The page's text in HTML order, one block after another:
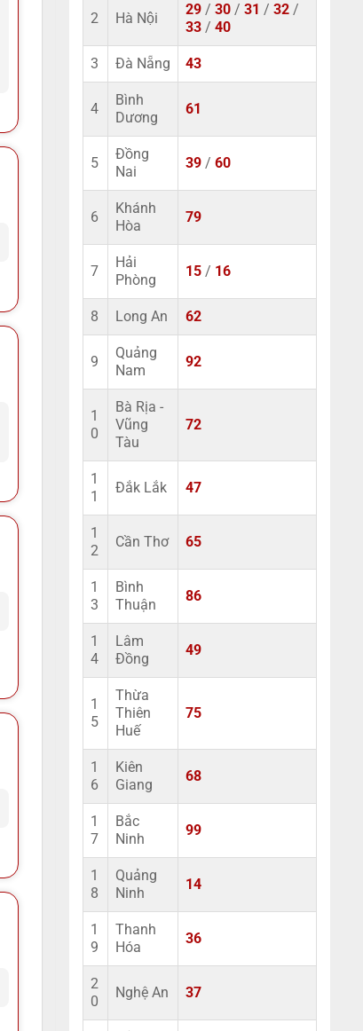
2 Hà Nội
29 / 30 / 31 / 32 /
33 / 40
3 Đà Nẵng 43
4
Bình
Dương
61
5
Đồng
Nai
39 / 60
6
Khánh
Hòa
79
7
Hải
Phòng
15 / 16
8 Long An 62
9
Quảng
Nam
92
1
0
Bà Rịa -
Vũng
Tàu
72
1
1
Đắk Lắk 47
1
2
Cần Thơ 65
1
3
Bình
Thuận
86
1
4
Lâm
Đồng
49
1
5
Thừa
Thiên
Huế
75
1
6
Kiên
Giang
68
1
7
Bắc
Ninh
99
1
8
Quảng
Ninh
14
1
9
Thanh
Hóa
36
2
0
Nghệ An 37